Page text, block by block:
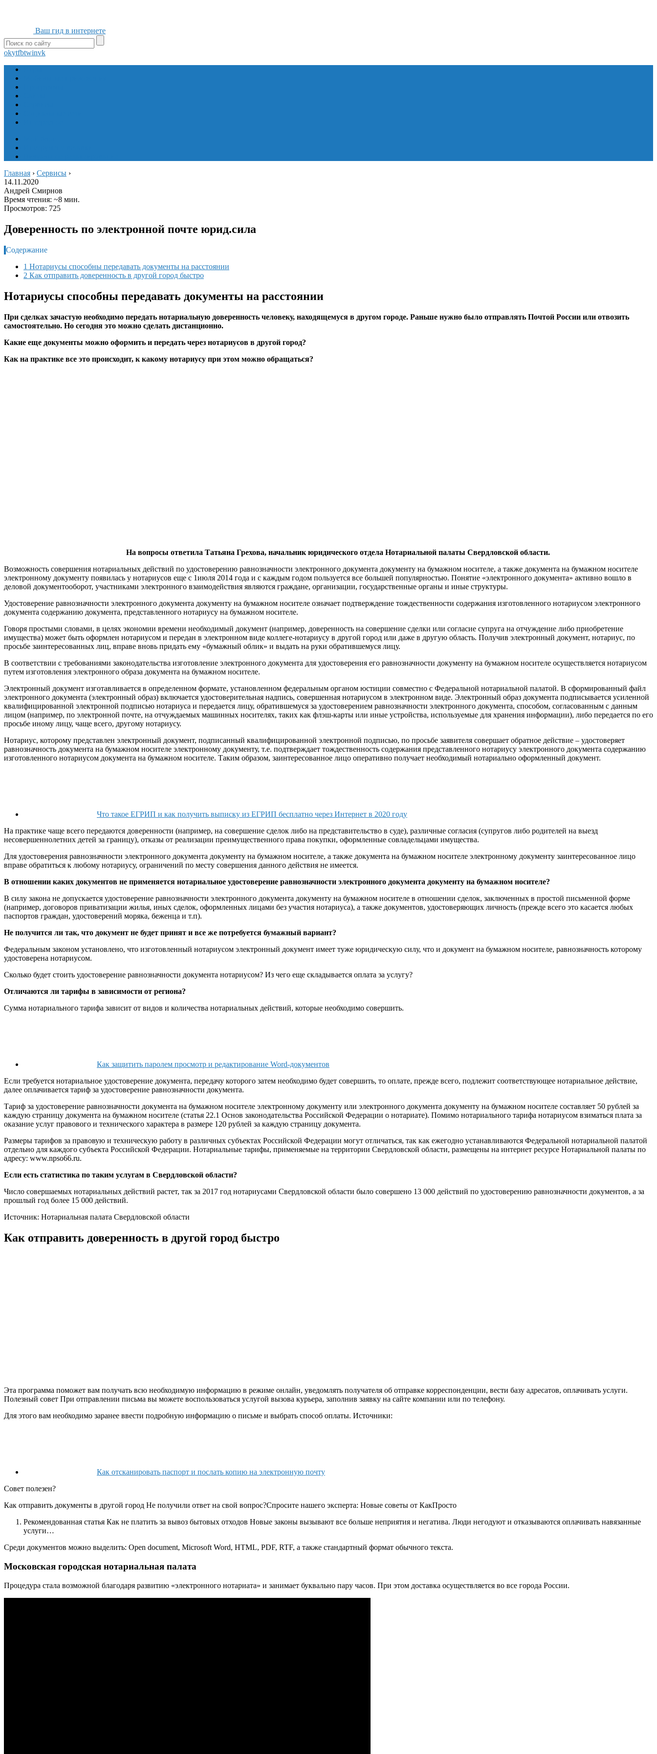
Ваш гид в интернете
okytfbtwinvk
Главная › Сервисы ›
14.11.2020
Андрей Смирнов
Время чтения: ~8 мин.
Просмотров: 725
Доверенность по электронной почте юрид.сила
Содержание
1 Нотариусы способны передавать документы на расстоянии
2 Как отправить доверенность в другой город быстро
Нотариусы способны передавать документы на расстоянии
При сделках зачастую необходимо передать нотариальную доверенность человеку, находящемуся в другом городе. Раньше нужно было отправлять Почтой России или отвозить
самостоятельно. Но сегодня это можно сделать дистанционно.
Какие еще документы можно оформить и передать через нотариусов в другой город?
Как на практике все это происходит, к какому нотариусу при этом можно обращаться?
На вопросы ответила Татьяна Грехова, начальник юридического отдела Нотариальной палаты Свердловской области.
Возможность совершения нотариальных действий по удостоверению равнозначности электронного документа документу на бумажном носителе, а также документа на бумажном носителе
электронному документу появилась у нотариусов еще с 1июля 2014 года и с каждым годом пользуется все большей популярностью. Понятие «электронного документа» активно вошло в
деловой документооборот, участниками электронного взаимодействия являются граждане, организации, государственные органы и иные структуры.
Удостоверение равнозначности электронного документа документу на бумажном носителе означает подтверждение тождественности содержания изготовленного нотариусом электронного
документа содержанию документа, представленного нотариусу на бумажном носителе.
Говоря простыми словами, в целях экономии времени необходимый документ (например, доверенность на совершение сделки или согласие супруга на отчуждение либо приобретение
имущества) может быть оформлен нотариусом и передан в электронном виде коллеге-нотариусу в другой город или даже в другую область. Получив электронный документ, нотариус, по
просьбе заинтересованных лиц, вправе вновь придать ему «бумажный облик» и выдать на руки обратившемуся лицу.
В соответствии с требованиями законодательства изготовление электронного документа для удостоверения его равнозначности документу на бумажном носителе осуществляется нотариусом
путем изготовления электронного образа документа на бумажном носителе.
Электронный документ изготавливается в определенном формате, установленном федеральным органом юстиции совместно с Федеральной нотариальной палатой. В сформированный файл
электронного документа (электронный образ) включается удостоверительная надпись, совершенная нотариусом в электронном виде. Электронный образ документа подписывается усиленной
квалифицированной электронной подписью нотариуса и передается лицу, обратившемуся за удостоверением равнозначности электронного документа, способом, согласованным с данным
лицом (например, по электронной почте, на отчуждаемых машинных носителях, таких как флэш-карты или иные устройства, используемые для хранения информации), либо передается по его
просьбе иному лицу, чаще всего, другому нотариусу.
Нотариус, которому представлен электронный документ, подписанный квалифицированной электронной подписью, по просьбе заявителя совершает обратное действие – удостоверяет
равнозначность документа на бумажном носителе электронному документу, т.е. подтверждает тождественность содержания представленного нотариусу электронного документа содержанию
изготовленного нотариусом документа на бумажном носителе. Таким образом, заинтересованное лицо оперативно получает необходимый нотариально оформленный документ.
Что такое ЕГРИП и как получить выписку из ЕГРИП бесплатно через Интернет в 2020 году
На практике чаще всего передаются доверенности (например, на совершение сделок либо на представительство в суде), различные согласия (супругов либо родителей на выезд
несовершеннолетних детей за границу), отказы от реализации преимущественного права покупки, оформленные совладельцами имущества.
Для удостоверения равнозначности электронного документа документу на бумажном носителе, а также документа на бумажном носителе электронному документу заинтересованное лицо
вправе обратиться к любому нотариусу, ограничений по месту совершения данного действия не имеется.
В отношении каких документов не применяется нотариальное удостоверение равнозначности электронного документа документу на бумажном носителе?
В силу закона не допускается удостоверение равнозначности электронного документа документу на бумажном носителе в отношении сделок, заключенных в простой письменной форме
(например, договоров приватизации жилья, иных сделок, оформленных лицами без участия нотариуса), а также документов, удостоверяющих личность (прежде всего это касается любых
паспортов граждан, удостоверений моряка, беженца и т.п).
Не получится ли так, что документ не будет принят и все же потребуется бумажный вариант?
Федеральным законом установлено, что изготовленный нотариусом электронный документ имеет туже юридическую силу, что и документ на бумажном носителе, равнозначность которому
удостоверена нотариусом.
Сколько будет стоить удостоверение равнозначности документа нотариусом? Из чего еще складывается оплата за услугу?
Отличаются ли тарифы в зависимости от региона?
Сумма нотариального тарифа зависит от видов и количества нотариальных действий, которые необходимо совершить.
Как защитить паролем просмотр и редактирование Word-документов
Если требуется нотариальное удостоверение документа, передачу которого затем необходимо будет совершить, то оплате, прежде всего, подлежит соответствующее нотариальное действие,
далее оплачивается тариф за удостоверение равнозначности документа.
Тариф за удостоверение равнозначности документа на бумажном носителе электронному документу или электронного документа документу на бумажном носителе составляет 50 рублей за
каждую страницу документа на бумажном носителе (статья 22.1 Основ законодательства Российской Федерации о нотариате). Помимо нотариального тарифа нотариусом взиматься плата за
оказание услуг правового и технического характера в размере 120 рублей за каждую страницу документа.
Размеры тарифов за правовую и техническую работу в различных субъектах Российской Федерации могут отличаться, так как ежегодно устанавливаются Федеральной нотариальной палатой
отдельно для каждого субъекта Российской Федерации. Нотариальные тарифы, применяемые на территории Свердловской области, размещены на интернет ресурсе Нотариальной палаты по
адресу: www.npso66.ru.
Если есть статистика по таким услугам в Свердловской области?
Число совершаемых нотариальных действий растет, так за 2017 год нотариусами Свердловской области было совершено 13 000 действий по удостоверению равнозначности документов, а за
прошлый год более 15 000 действий.
Источник: Нотариальная палата Свердловской области
Как отправить доверенность в другой город быстро
Эта программа поможет вам получать всю необходимую информацию в режиме онлайн, уведомлять получателя об отправке корреспонденции, вести базу адресатов, оплачивать услуги.
Полезный совет При отправлении письма вы можете воспользоваться услугой вызова курьера, заполнив заявку на сайте компании или по телефону.
Для этого вам необходимо заранее ввести подробную информацию о письме и выбрать способ оплаты. Источники:
Как отсканировать паспорт и послать копию на электронную почту
Совет полезен?
Как отправить документы в другой город Не получили ответ на свой вопрос?Спросите нашего эксперта: Новые советы от КакПросто
Рекомендованная статья Как не платить за вывоз бытовых отходов Новые законы вызывают все больше неприятия и негатива. Люди негодуют и отказываются оплачивать навязанные
услуги…
Среди документов можно выделить: Open document, Microsoft Word, HTML, PDF, RTF, а также стандартный формат обычного текста.
Московская городская нотариальная палата
Процедура стала возможной благодаря развитию «электронного нотариата» и занимает буквально пару часов. При этом доставка осуществляется во все города России.